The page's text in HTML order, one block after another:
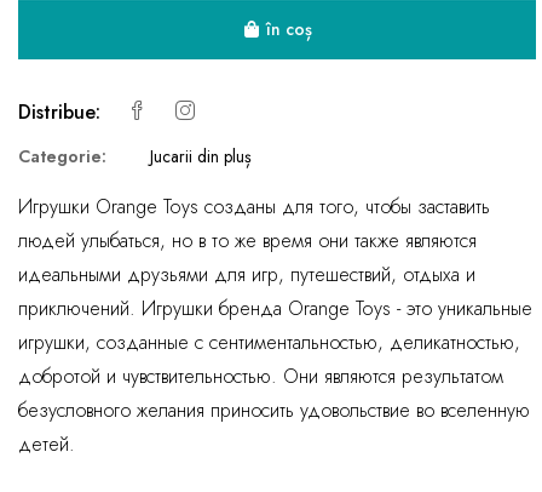
în coș
Distribue:
Categorie: Jucarii din pluș
Игрушки Orange Toys созданы для того, чтобы заставить
людей улыбаться, но в то же время они также являются
идеальными друзьями для игр, путешествий, отдыха и
приключений. Игрушки бренда Orange Toys - это уникальные
игрушки, созданные с сентиментальностью, деликатностью,
добротой и чувствительностью. Они являются результатом
безусловного желания приносить удовольствие во вселенную
детей.